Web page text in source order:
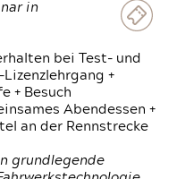
in
bei Test- und
+
+ Besuch
Abendessen +
an der Rennstrecke
grundlegende